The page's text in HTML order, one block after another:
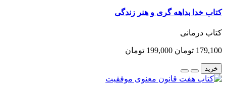
کتاب خدا بداهه گری و هنر زندگی
کتاب درمانی
179,100 تومان 199,000 تومان
خرید